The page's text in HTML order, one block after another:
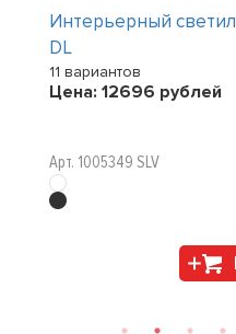
Интерьерный
DL
11 вариантов
Цена: 12696 рублей
Арт. 1005349 SLV